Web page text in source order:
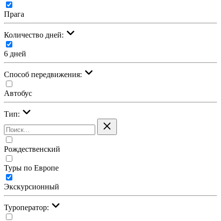
Прага
Количество дней:
6 дней
Cпособ передвижения:
Автобус
Тип:
Рождественский
Туры по Европе
Экскурсионный
Туроператор: